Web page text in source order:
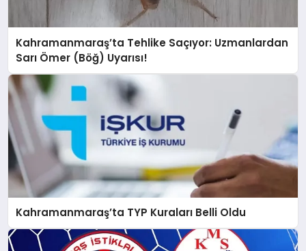
Kahramanmaraş’ta Tehlike Saçıyor: Uzmanlardan
Sarı Ömer (Böğ) Uyarısı!
Kahramanmaraş’ta TYP Kuraları Belli Oldu